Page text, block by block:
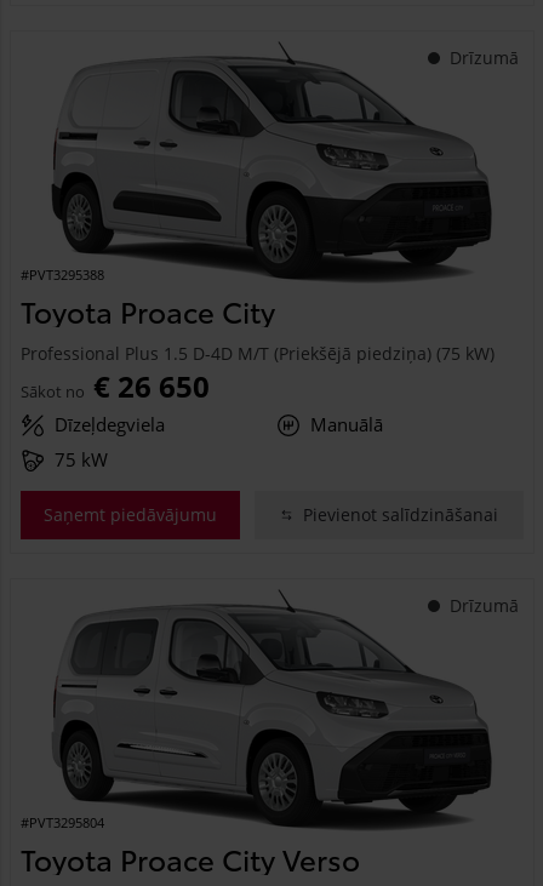
Drīzumā
#PVT3295388
Toyota Proace City
Professional Plus 1.5 D-4D M/T (Priekšējā piedziņa) (75 kW)
Sākot no € 26 650
Dīzeļdegviela
Manuālā
75 kW
Saņemt piedāvājumu Pievienot salīdzināšanai
Drīzumā
#PVT3295804
Toyota Proace City Verso